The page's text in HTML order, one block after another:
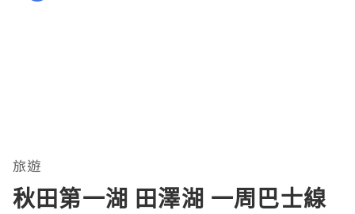
旅遊
秋田第一湖 田澤湖 一周巴士線